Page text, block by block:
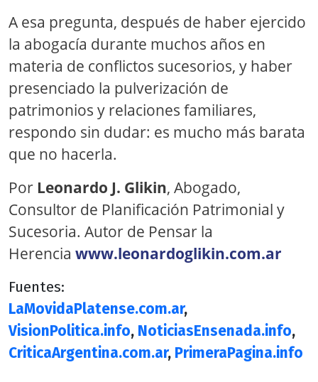
A esa pregunta, después de haber ejercido
la abogacía durante muchos años en
materia de conflictos sucesorios, y haber
presenciado la pulverización de
patrimonios y relaciones familiares,
respondo sin dudar: es mucho más barata
que no hacerla.
Por Leonardo J. Glikin, Abogado,
Consultor de Planificación Patrimonial y
Sucesoria. Autor de Pensar la
Herencia www.leonardoglikin.com.ar
Fuentes:
LaMovidaPlatense.com.ar,
VisionPolitica.info, NoticiasEnsenada.info,
CriticaArgentina.com.ar, PrimeraPagina.info